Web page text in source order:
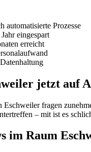
automatisierte Prozesse
eingespart
erreicht
jetzt auf
Eschweiler fragen
– mit ist es
im Raum